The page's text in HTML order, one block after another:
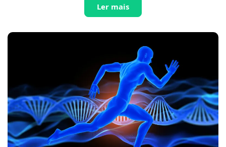
Ler mais